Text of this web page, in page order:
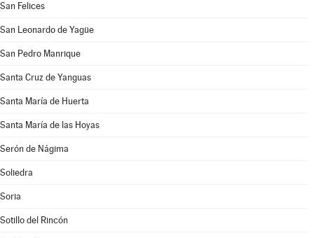
San Felices
San Leonardo de Yagüe
San Pedro Manrique
Santa Cruz de Yanguas
Santa María de Huerta
Santa María de las Hoyas
Serón de Nágima
Soliedra
Soria
Sotillo del Rincón